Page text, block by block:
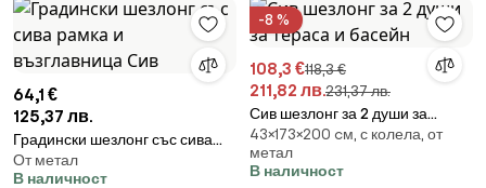
64,1 €
125,37 лв.
Градински шезлонг със сива
рамка и възглавница Сив
От метал
В наличност
-8 %
108,3 €118,3 €
211,82 лв.231,37 лв.
Сив шезлонг за 2 души за
тераса и басейн
43×173×200 cм, с колела, от
метал
В наличност